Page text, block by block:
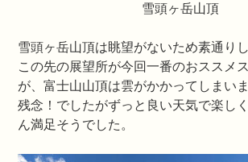
雪頭ヶ岳山頂
雪頭ヶ岳山頂は眺望がないため素通りし
この先の展望所が今回一番のおススメ
が、富士山山頂は雲がかかってしまいま
残念！でしたがずっと良い天気で楽し
ん満足そうでした。